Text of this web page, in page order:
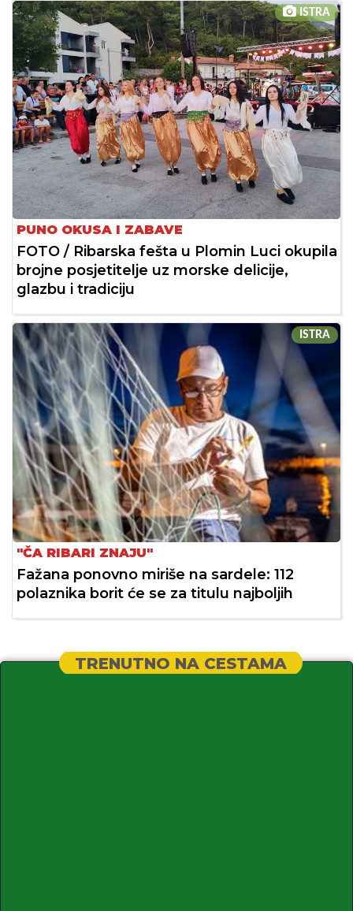
ISTRA
PUNO OKUSA I ZABAVE
FOTO / Ribarska fešta u Plomin Luci okupila
brojne posjetitelje uz morske delicije,
glazbu i tradiciju
ISTRA
"ČA RIBARI ZNAJU"
Fažana ponovno miriše na sardele: 112
polaznika borit će se za titulu najboljih
TRENUTNO NA CESTAMA